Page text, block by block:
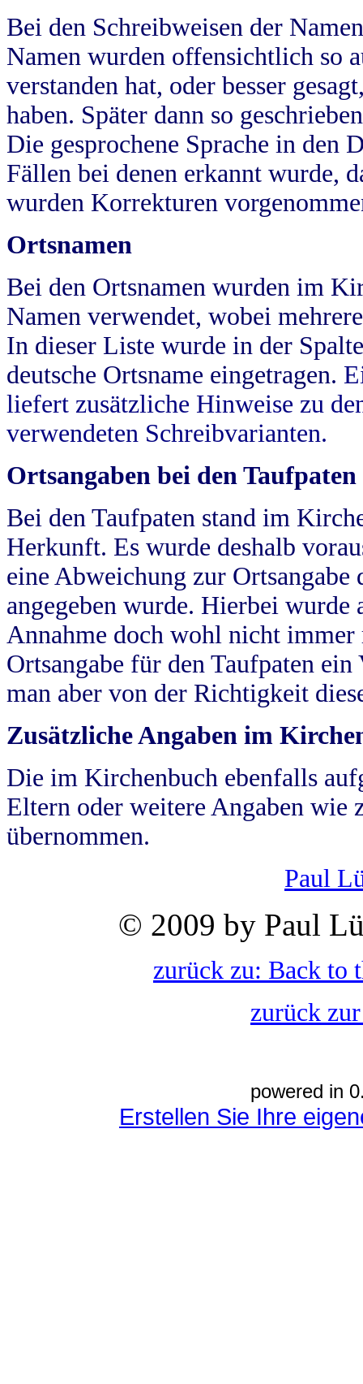
Bei den Schreibweisen der
Namen wurden offensichtlich so
verstanden hat, oder besser
haben. Später dann so
Die gesprochene Sprache in
Fällen bei denen erkannt wurde,
wurden Korrekturen
Ortsnamen
Bei den Ortsnamen wurden im
Namen verwendet, wobei
In dieser Liste wurde in der
deutsche Ortsname eingetragen.
liefert zusätzliche Hinweise zu
verwendeten Schreibvarianten.
Ortsangaben bei den Taufpaten
Bei den Taufpaten stand im
Herkunft. Es wurde deshalb
eine Abweichung zur
angegeben wurde. Hierbei wurde
Annahme doch wohl nicht
Ortsangabe für den Taufpaten
man aber von der Richtigkeit
Zusätzliche Angaben im
Die im Kirchenbuch ebenfalls
Eltern oder weitere Angaben wie
übernommen.
Paul
© 2009 by Paul
zurück zu: Back to
zurück
powered in
Erstellen Sie Ihre